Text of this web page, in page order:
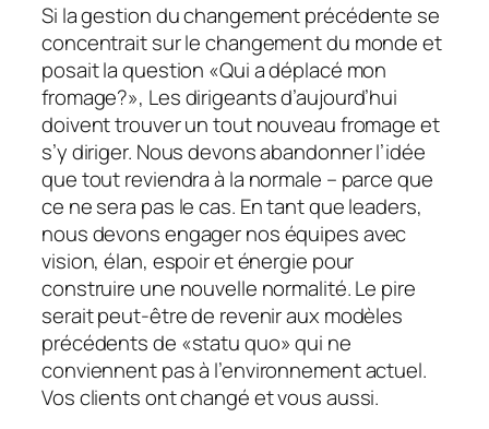
Si la gestion du changement précédente se
concentrait sur le changement du monde et
posait la question «Qui a déplacé mon
fromage?», Les dirigeants d’aujourd’hui
doivent trouver un tout nouveau fromage et
s’y diriger. Nous devons abandonner l’idée
que tout reviendra à la normale – parce que
ce ne sera pas le cas. En tant que leaders,
nous devons engager nos équipes avec
vision, élan, espoir et énergie pour
construire une nouvelle normalité. Le pire
serait peut-être de revenir aux modèles
précédents de «statu quo» qui ne
conviennent pas à l’environnement actuel.
Vos clients ont changé et vous aussi.